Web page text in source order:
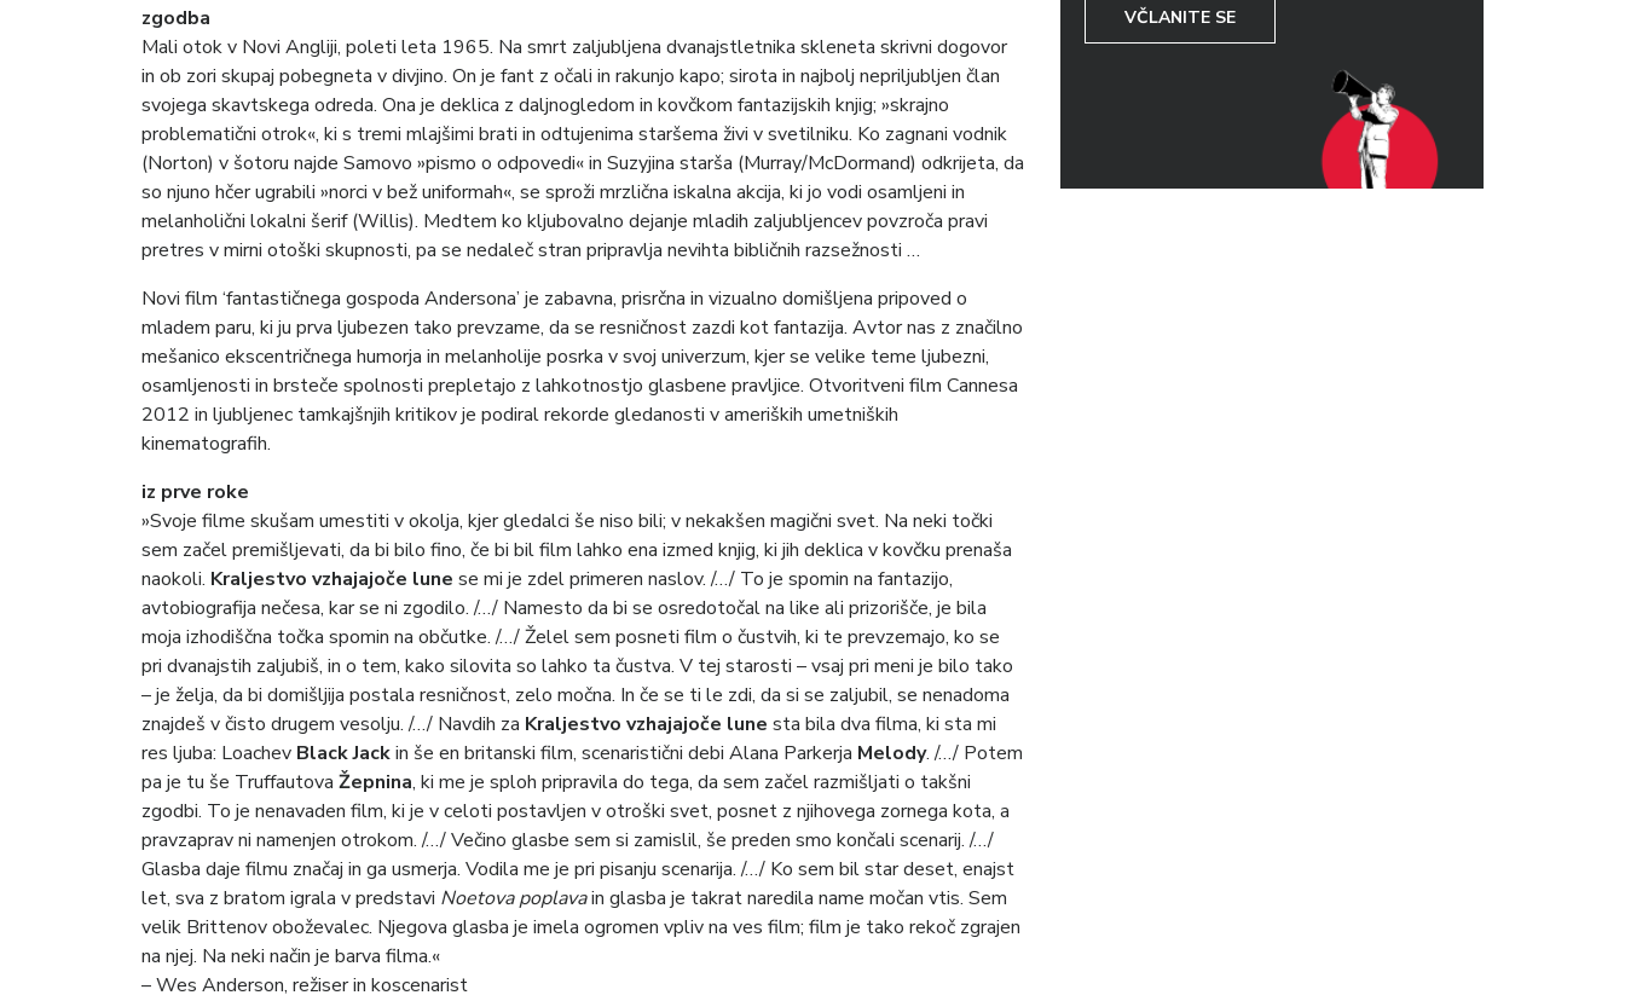
zgodba
Mali otok v Novi Angliji, poleti leta 1965. Na smrt zaljubljena dvanajstletnika skleneta skrivni dogovor
in ob zori skupaj pobegneta v divjino. On je fant z očali in rakunjo kapo; sirota in najbolj nepriljubljen član
svojega skavtskega odreda. Ona je deklica z daljnogledom in kovčkom fantazijskih knjig; »skrajno
problematični otrok«, ki s tremi mlajšimi brati in odtujenima staršema živi v svetilniku. Ko zagnani vodnik
(Norton) v šotoru najde Samovo »pismo o odpovedi« in Suzyjina starša (Murray/McDormand) odkrijeta, da
so njuno hčer ugrabili »norci v bež uniformah«, se sproži mrzlična iskalna akcija, ki jo vodi osamljeni in
melanholični lokalni šerif (Willis). Medtem ko kljubovalno dejanje mladih zaljubljencev povzroča pravi
pretres v mirni otoški skupnosti, pa se nedaleč stran pripravlja nevihta bibličnih razsežnosti …
Novi film ‘fantastičnega gospoda Andersona’ je zabavna, prisrčna in vizualno domišljena pripoved o
mladem paru, ki ju prva ljubezen tako prevzame, da se resničnost zazdi kot fantazija. Avtor nas z značilno
mešanico ekscentričnega humorja in melanholije posrka v svoj univerzum, kjer se velike teme ljubezni,
osamljenosti in brsteče spolnosti prepletajo z lahkotnostjo glasbene pravljice. Otvoritveni film Cannesa
2012 in ljubljenec tamkajšnjih kritikov je podiral rekorde gledanosti v ameriških umetniških
kinematografih.
iz prve roke
»Svoje filme skušam umestiti v okolja, kjer gledalci še niso bili; v nekakšen magični svet. Na neki točki
sem začel premišljevati, da bi bilo fino, če bi bil film lahko ena izmed knjig, ki jih deklica v kovčku prenaša
naokoli. Kraljestvo vzhajajoče lune se mi je zdel primeren naslov. /…/ To je spomin na fantazijo,
avtobiografija nečesa, kar se ni zgodilo. /…/ Namesto da bi se osredotočal na like ali prizorišče, je bila
moja izhodiščna točka spomin na občutke. /…/ Želel sem posneti film o čustvih, ki te prevzemajo, ko se
pri dvanajstih zaljubiš, in o tem, kako silovita so lahko ta čustva. V tej starosti – vsaj pri meni je bilo tako
– je želja, da bi domišljija postala resničnost, zelo močna. In če se ti le zdi, da si se zaljubil, se nenadoma
znajdeš v čisto drugem vesolju. /…/ Navdih za Kraljestvo vzhajajoče lune sta bila dva filma, ki sta mi
res ljuba: Loachev Black Jackin še en britanski film, scenaristični debi Alana Parkerja Melody. /…/ Potem
pa je tu še Truffautova Žepnina, ki me je sploh pripravila do tega, da sem začel razmišljati o takšni
zgodbi. To je nenavaden film, ki je v celoti postavljen v otroški svet, posnet z njihovega zornega kota, a
pravzaprav ni namenjen otrokom. /…/ Večino glasbe sem si zamislil, še preden smo končali scenarij. /…/
Glasba daje filmu značaj in ga usmerja. Vodila me je pri pisanju scenarija. /…/ Ko sem bil star deset, enajst
let, sva z bratom igrala v predstavi Noetova poplavain glasba je takrat naredila name močan vtis. Sem
velik Brittenov oboževalec. Njegova glasba je imela ogromen vpliv na ves film; film je tako rekoč zgrajen
na njej. Na neki način je barva filma.«
– Wes Anderson, režiser in koscenarist
VČLANITE SE